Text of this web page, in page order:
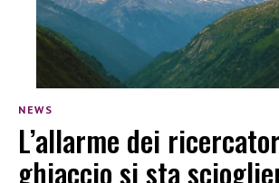
NEWS
L’allarme dei
ghiaccio si sta